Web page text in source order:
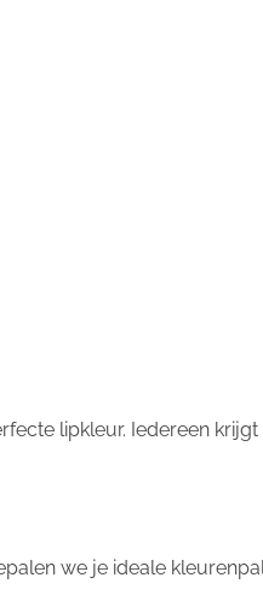
lipkleur. Iedereen
we je ideale